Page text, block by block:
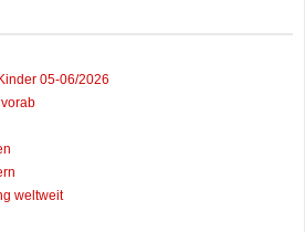
05-06/2026
weltweit